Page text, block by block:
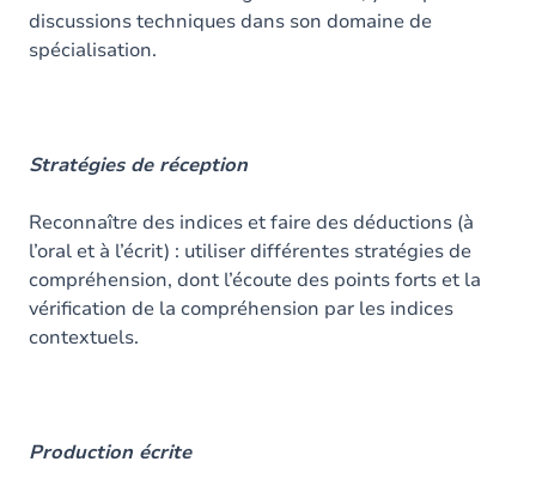
discussions techniques dans son domaine de
spécialisation.
Stratégies de réception
Reconnaître des indices et faire des déductions (à
l’oral et à l’écrit) : utiliser différentes stratégies de
compréhension, dont l’écoute des points forts et la
vérification de la compréhension par les indices
contextuels.
Production écrite